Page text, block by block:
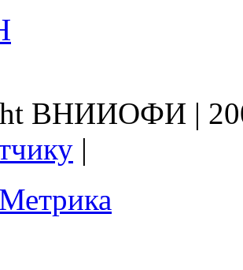
ВНИИОФИ |
|